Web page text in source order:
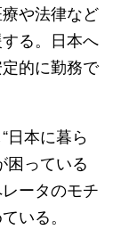
や法律など
る。日本へ
的に勤務で
日本に暮ら
困っている
ータのモチ
いる。